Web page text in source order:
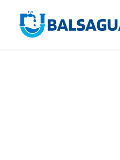
contenido